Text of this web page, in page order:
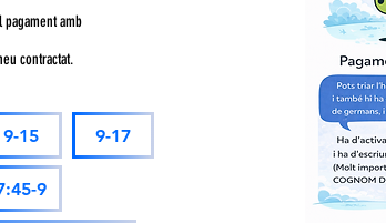
amb
contractat.
9-15 9-17
9